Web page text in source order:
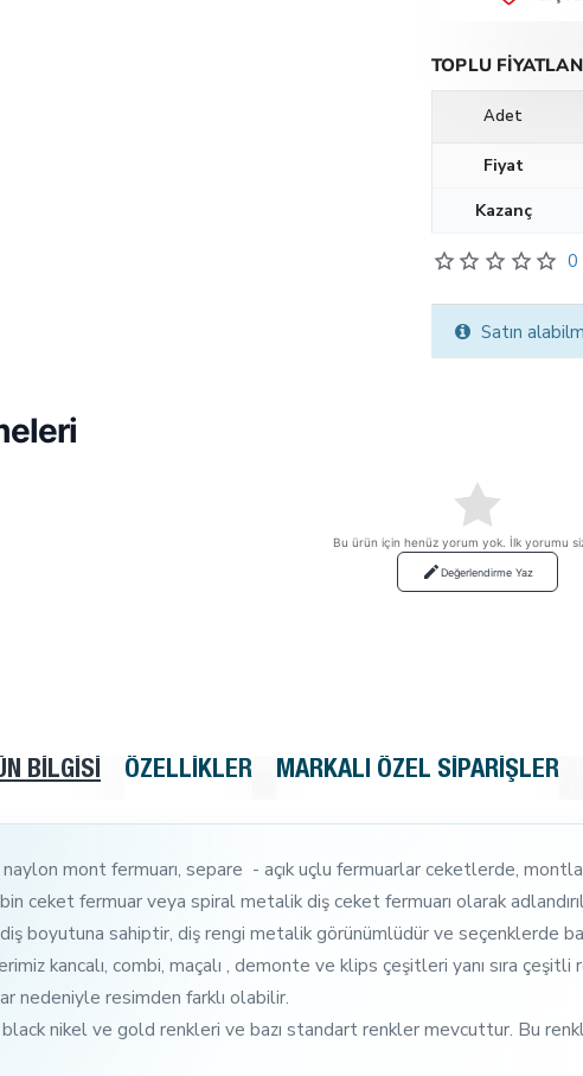
0
Satın
TOPLU
Adet
Fiyat
Kazanç
Bu ürün için henüz yorum yok. İlk yorumu
Değerlendirme Yaz
BILGISI ÖZELLIKLER MARKALI ÖZEL SIPARIŞLER
mont fermuarı, separe - açık uçlu fermuarlar ceketlerde,
ceket fermuar veya spiral metalik diş ceket fermuarı olarak
boyutuna sahiptir, diş rengi metalik görünümlüdür ve seçenklerde
kancalı, combi, maçalı , demonte ve klips çeşitleri yanı sıra
nedeniyle resimden farklı olabilir.
nikel ve gold renkleri ve bazı standart renkler mevcuttur. Bu